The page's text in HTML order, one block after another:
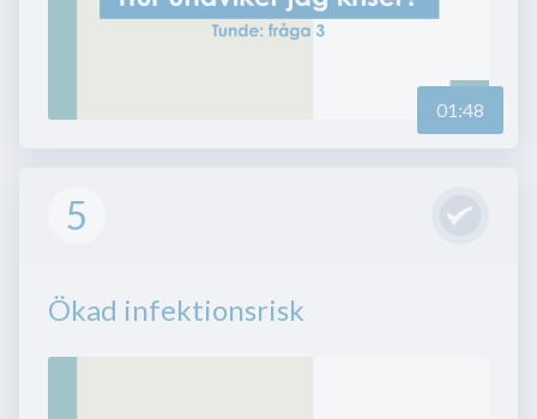
01:48
5
Ökad infektionsrisk